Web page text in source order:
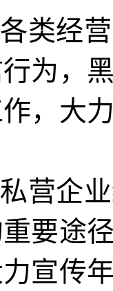
经营
为，
，大
企业
要途
宣传